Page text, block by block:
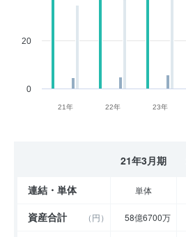
21年 22年 23年
0
20
21年3月期
連結・単体 単体
資産合計 （円） 58億6700万